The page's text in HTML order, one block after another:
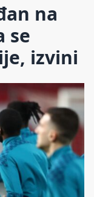
na
se
izvini